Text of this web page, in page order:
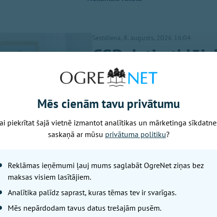
Sestdiena, 8. augusts, 2026 16:04
CSP dati atklāj,
visbiežāk
LETA
Latvijā turpina pieaugt māšu
Centrālās statistikas
Mēs cienām tavu privātumu
piekrītat šajā vietnē izmantot analītikas un mārketinga
saskaņā ar mūsu privātuma politiku?
Reklāmas ieņēmumi ļauj mums saglabāt OgreNet ziņas bez
maksas visiem lasītājiem.
Analītika palīdz saprast, kuras tēmas tev ir svarīgas.
Mēs nepārdodam tavus datus trešajām pusēm.